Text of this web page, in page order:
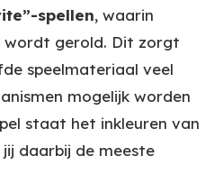
spellen, waarin
wordt gerold. Dit zorgt
speelmateriaal veel
mogelijk worden
staat het inkleuren van
daarbij de meeste